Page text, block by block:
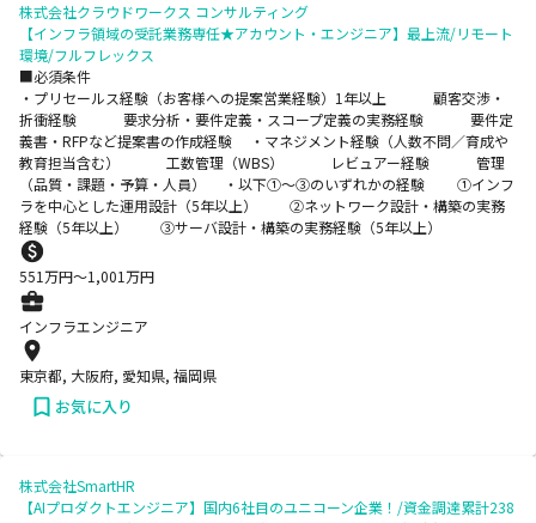
株式会社クラウドワークス コンサルティング
【インフラ領域の受託業務専任★アカウント・エンジニア】最上流/リモート
環境/フルフレックス
■必須条件
・プリセールス経験（お客様への提案営業経験）1年以上 顧客交渉・
折衝経験 要求分析・要件定義・スコープ定義の実務経験 要件定
義書・RFPなど提案書の作成経験 ・マネジメント経験（人数不問／育成や
教育担当含む） 工数管理（WBS） レビュアー経験 管理
（品質・課題・予算・人員） ・以下①～③のいずれかの経験 ①インフ
ラを中心とした運用設計（5年以上） ②ネットワーク設計・構築の実務
経験（5年以上） ③サーバ設計・構築の実務経験（5年以上）
551万円〜1,001万円
インフラエンジニア
東京都, 大阪府, 愛知県, 福岡県
お気に入り
株式会社SmartHR
【AIプロダクトエンジニア】国内6社目のユニコーン企業！/資金調達累計238